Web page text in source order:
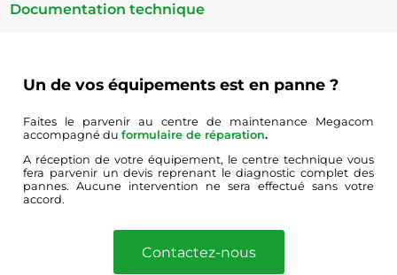
Documentation technique
Un de vos équipements est en panne ?
Faites le parvenir au centre de maintenance Megacom
accompagné duformulaire de réparation.
A réception de votre équipement, le centre technique vous
fera parvenir un devis reprenant le diagnostic complet des
pannes. Aucune intervention ne sera effectué sans votre
accord.
Contactez-nous